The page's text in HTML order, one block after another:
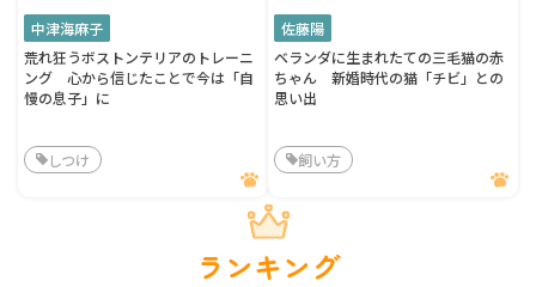
中津海麻子
荒れ狂うボストンテリアのトレーニ
ング 心から信じたことで今は「自
慢の息子」に
しつけ
佐藤陽
ベランダに生まれたての三毛猫の赤
ちゃん 新婚時代の猫「チビ」との
思い出
飼い方
ランキング